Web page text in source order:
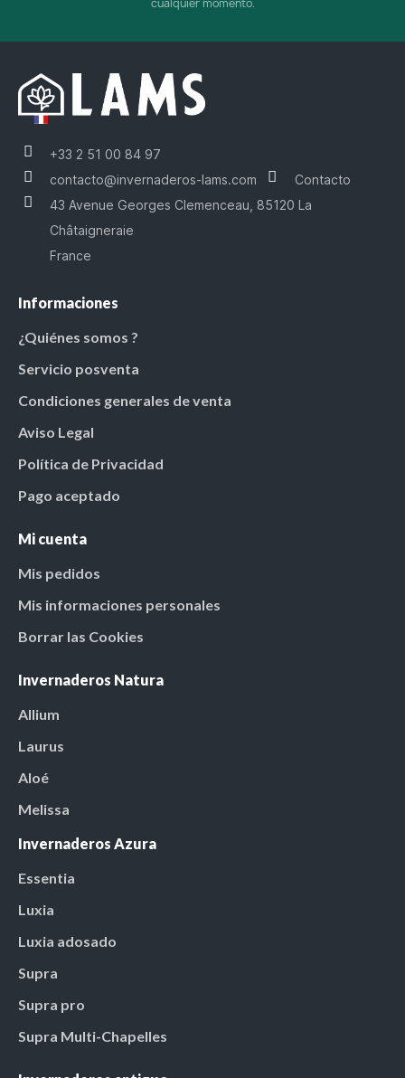
+33 2 51 00 84 97
contacto@invernaderos-lams.com
Contacto
43 Avenue Georges Clemenceau, 85120 La
Châtaigneraie
France
Informaciones
¿Quiénes somos ?
Servicio posventa
Condiciones generales de venta
Aviso Legal
Política de Privacidad
Pago aceptado
Mi cuenta
Mis pedidos
Mis informaciones personales
Borrar las Cookies
Invernaderos Natura
Allium
Laurus
Aloé
Melissa
Invernaderos Azura
Essentia
Luxia
Luxia adosado
Supra
Supra pro
Supra Multi-Chapelles